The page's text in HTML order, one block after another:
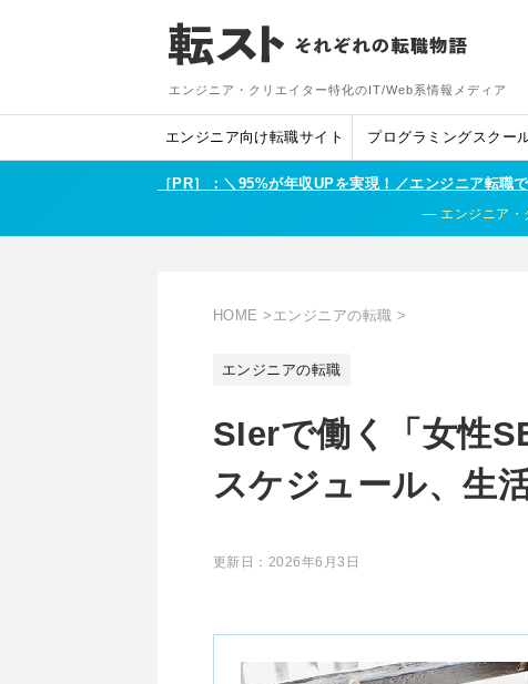
エンジニア・クリエイター特化のIT/Web系情報メディア
エンジニア向け転職サイト プログラミングスクー
［PR］：＼95%が年収UPを実現！／エンジニア転
エンジニア・
HOME > エンジニアの転職 >
エンジニアの転職
SIerで働く「女性
スケジュール、生
更新日： 2026年6月3日